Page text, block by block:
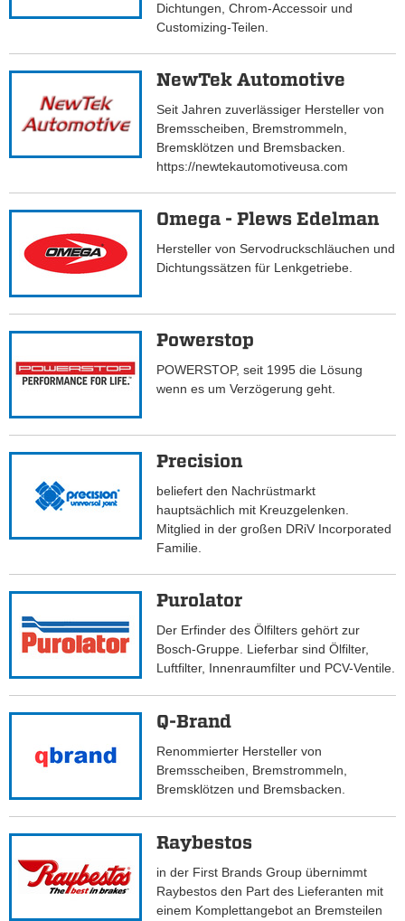
Dichtungen, Chrom-Accessoir und
Customizing-Teilen.
NewTek Automotive
Seit Jahren zuverlässiger Hersteller von
Bremsscheiben, Bremstrommeln,
Bremsklötzen und Bremsbacken.
https://newtekautomotiveusa.com
Omega - Plews Edelman
Hersteller von Servodruckschläuchen und
Dichtungssätzen für Lenkgetriebe.
Powerstop
POWERSTOP, seit 1995 die Lösung
wenn es um Verzögerung geht.
Precision
beliefert den Nachrüstmarkt
hauptsächlich mit Kreuzgelenken.
Mitglied in der großen DRiV Incorporated
Familie.
Purolator
Der Erfinder des Ölfilters gehört zur
Bosch-Gruppe. Lieferbar sind Ölfilter,
Luftfilter, Innenraumfilter und PCV-Ventile.
Q-Brand
Renommierter Hersteller von
Bremsscheiben, Bremstrommeln,
Bremsklötzen und Bremsbacken.
Raybestos
in der First Brands Group übernimmt
Raybestos den Part des Lieferanten mit
einem Komplettangebot an Bremsteilen